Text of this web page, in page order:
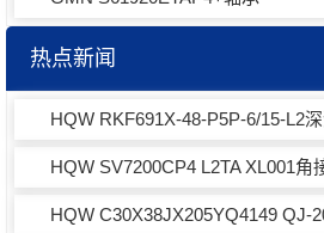
热点新闻
HQW RKF691X-48-P5P-6/15-L2
HQW SV7200CP4 L2TA XL001角
HQW C30X38JX205YQ4149 QJ-